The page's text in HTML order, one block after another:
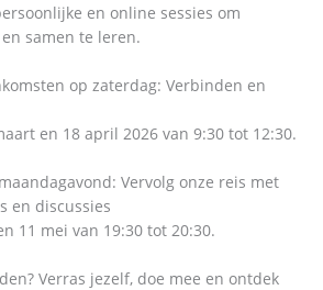
en online sessies om
samen te leren.
op zaterdag: Verbinden en
en 18 april 2026 van 9:30 tot 12:30.
Vervolg onze reis met
en discussies
11 mei van 19:30 tot 20:30.
Verras jezelf, doe mee en ontdek